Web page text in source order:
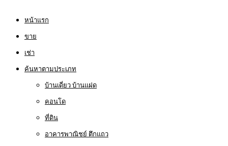
หน้าแรก
ขาย
เช่า
ค้นหาตามประเภท
บ้านเดี่ยว บ้านแฝด
คอนโด
ที่ดิน
อาคารพาณิชย์ ตึกแถว